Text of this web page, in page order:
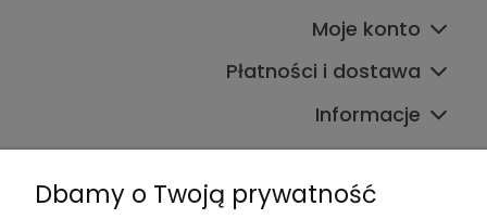
Moje konto
Płatności i dostawa
Informacje
Kontakt ze sklepem
Dbamy o Twoją prywatność